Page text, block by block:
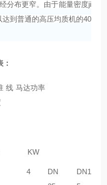
分布更窄。由于能量密度ji
到普通的高压均质机的40
线 马达功率
KW
4
DN
DN1